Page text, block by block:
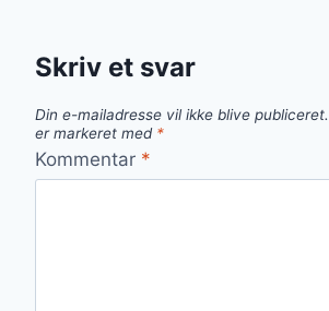
Skriv et svar
Din e-mailadresse vil ikke blive publiceret.
er markeret med *
Kommentar *